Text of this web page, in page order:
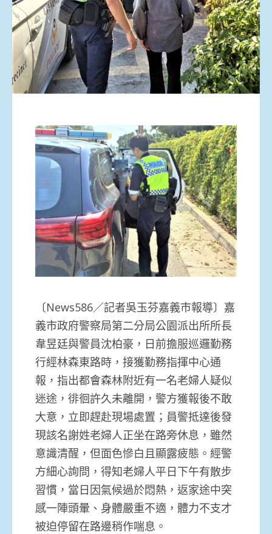
〔News586／記者吳玉芬嘉義市報導〕嘉
義市政府警察局第二分局公園派出所所長
韋昱廷與警員沈柏豪，日前擔服巡邏勤務
行經林森東路時，接獲勤務指揮中心通
報，指出都會森林附近有一名老婦人疑似
迷途，徘徊許久未離開，警方獲報後不敢
大意，立即趕赴現場處置；員警抵達後發
現該名謝姓老婦人正坐在路旁休息，雖然
意識清醒，但面色慘白且顯露疲態。經警
方細心詢問，得知老婦人平日下午有散步
習慣，當日因氣候過於悶熱，返家途中突
感一陣頭暈、身體嚴重不適，體力不支才
被迫停留在路邊稍作喘息。